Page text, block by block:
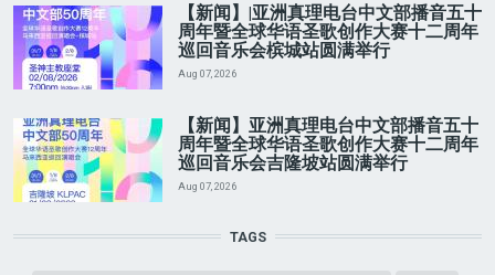
【新闻】|亚洲真理电台中文部播音五十
周年暨全球华语圣歌创作大赛十二周年
巡回音乐会槟城站圆满举行
Aug 07, 2026
【新闻】亚洲真理电台中文部播音五十
周年暨全球华语圣歌创作大赛十二周年
巡回音乐会吉隆坡站圆满举行
Aug 07, 2026
TAGS